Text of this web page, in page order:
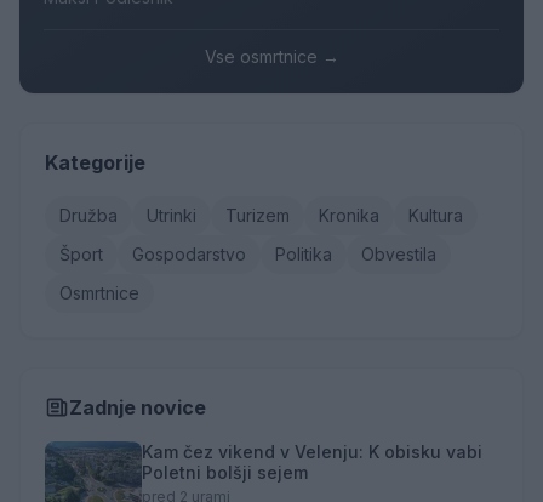
Vse osmrtnice →
Kategorije
Družba Utrinki Turizem Kronika
Kultura
Šport
Gospodarstvo Politika
Obvestila
Osmrtnice
Zadnje novice
Kam čez vikend v Velenju: K obisku vabi
Poletni bolšji sejem
pred 2 urami